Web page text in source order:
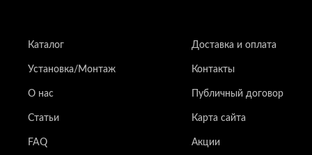
Каталог Доставка и оплата
Установка/Монтаж Контакты
О нас Публичный договор
Статьи Карта сайта
FAQ Акции